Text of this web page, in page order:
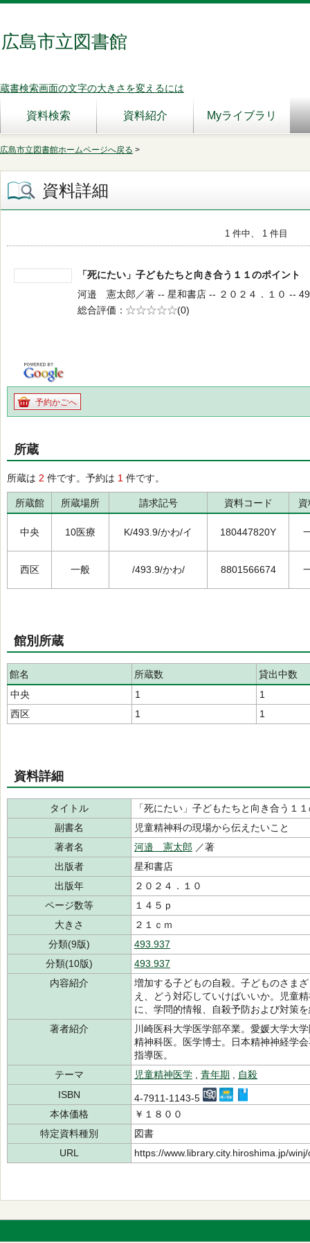
広島市立図書館
蔵書検索画面の文字の大きさを変えるには
資料検索 資料紹介 Myライブラリ
広島市立図書館ホームページへ戻る >
資料詳細
1 件中、 1 件目
「死にたい」子どもたちと向き合う１１のポイン
河邉 憲太郎／著 -- 星和書店 -- ２０２４．１０ --
総合評価
5段階評価
(0)
予約かごへ
所蔵
所蔵は 2 件です。予約は 1 件です。
所蔵館 所蔵場所 請求記号 資料コード
中央 10医療 K/493.9/かわ/イ 180447820Y
西区 一般 /493.9/かわ/ 8801566674
館別所蔵
館名 所蔵数
貸出中数
中央
1
1
西区
1 1
資料詳細
タイトル
「死にたい」子どもたちと向き合う１
副書名
児童精神科の現場から伝えたいこと
著者名
河邉 憲太郎 ／著
出版者
星和書店
出版年
２０２４．１０
ページ数等
１４５ｐ
大きさ
２１ｃｍ
分類(9版)
493.937
分類(10版)
493.937
内容紹介
増加する子どもの自殺。子どものさま
え、どう対応していけばいいか。児童
に、学問的情報、自殺予防および対策
著者紹介
川崎医科大学医学部卒業。愛媛大学大
精神科医。医学博士。日本精神神経学
指導医。
テーマ
児童精神医学 青年期
自殺
ISBN
4-7911-1143-5
本体価格
￥１８００
特定資料種別
図書
URL
https://www.library.city.hiroshima.jp/